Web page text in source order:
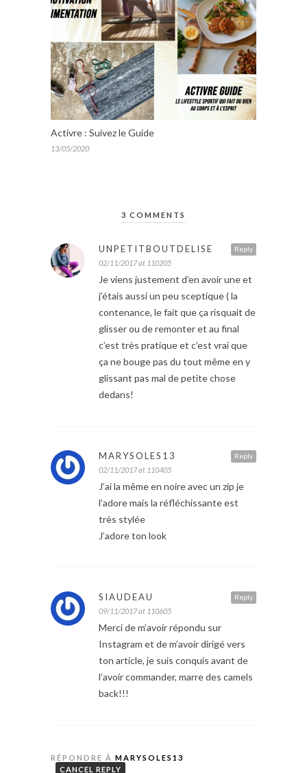
Activre : Suivez le Guide
13/05/2020
3 COMMENTS
Reply
UNPETITBOUTDELISE
02/11/2017 at 110205
Je viens justement d’en avoir une et
j’étais aussi un peu sceptique ( la
contenance, le fait que ça risquait de
glisser ou de remonter et au final
c’est très pratique et c’est vrai que
ça ne bouge pas du tout même en y
glissant pas mal de petite chose
dedans!
Reply
MARYSOLES13
02/11/2017 at 110405
J’ai la même en noire avec un zip je
l’adore mais la réfléchissante est
très stylée
J’adore ton look
Reply
SIAUDEAU
09/11/2017 at 110605
Merci de m’avoir répondu sur
Instagram et de m’avoir dirigé vers
ton article, je suis conquis avant de
l’avoir commander, marre des camels
back!!!
RÉPONDRE À MARYSOLES13
CANCEL REPLY